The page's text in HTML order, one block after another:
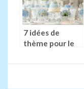
7 idées de
thème pour le
petit garçon :